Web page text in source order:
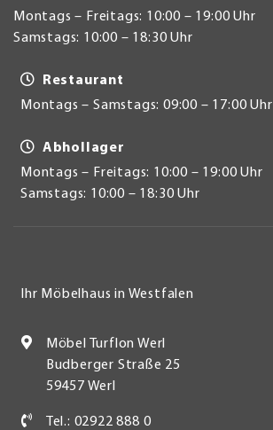
Montags – Freitags: 10:00 – 19:00 Uhr
Samstags: 10:00 – 18:30 Uhr
Restaurant
Montags – Samstags: 09:00 – 17:00 Uhr
Abhollager
Montags – Freitags: 10:00 – 19:00 Uhr
Samstags: 10:00 – 18:30 Uhr
Ihr Möbelhaus in Westfalen
Möbel Turflon Werl
Budberger Straße 25
59457 Werl
Tel.: 02922 888 0